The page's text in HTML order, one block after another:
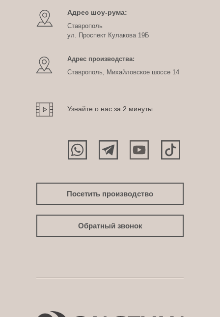
Узнайте о нас за 2 минуты
Посетить производство
Обратный звонок
Адрес шоу-рума:
Ставрополь
ул. Проспект Кулакова 19Б
Ставрополь, Михайловское шоссе 14
Адрес производства: